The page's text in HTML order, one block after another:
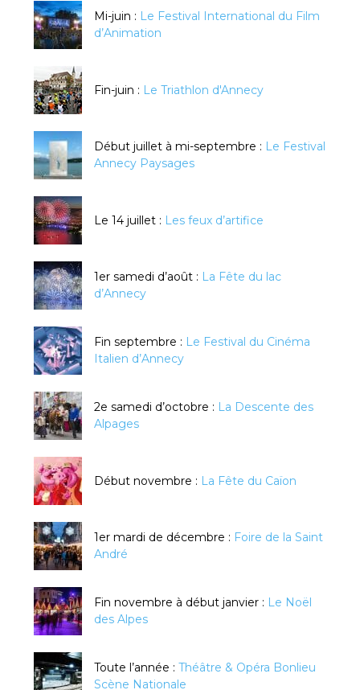
Mi-juin : Le Festival International du Film
d’Animation
Fin-juin : Le Triathlon d'Annecy
Début juillet à mi-septembre : Le Festival
Annecy Paysages
Le 14 juillet : Les feux d’artifice
1er samedi d’août : La Fête du lac
d’Annecy
Fin septembre : Le Festival du Cinéma
Italien d’Annecy
2e samedi d’octobre : La Descente des
Alpages
Début novembre : La Fête du Caïon
1er mardi de décembre : Foire de la Saint
André
Fin novembre à début janvier : Le Noël
des Alpes
Toute l’année : Théâtre & Opéra Bonlieu
Scène Nationale